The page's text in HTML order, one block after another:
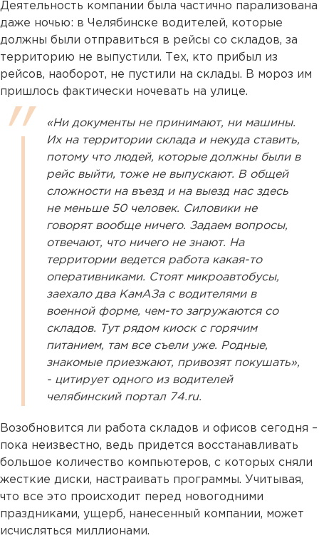
Деятельность компании была частично парализована
даже ночью: в Челябинске водителей, которые
должны были отправиться в рейсы со складов, за
территорию не выпустили. Тех, кто прибыл из
рейсов, наоборот, не пустили на склады. В мороз им
пришлось фактически ночевать на улице.
«Ни документы не принимают, ни машины.
Их на территории склада и некуда ставить,
потому что людей, которые должны были в
рейс выйти, тоже не выпускают. В общей
сложности на въезд и на выезд нас здесь
не меньше 50 человек. Силовики не
говорят вообще ничего. Задаем вопросы,
отвечают, что ничего не знают. На
территории ведется работа какая-то
оперативниками. Стоят микроавтобусы,
заехало два КамАЗа с водителями в
военной форме, чем-то загружаются со
складов. Тут рядом киоск с горячим
питанием, там все съели уже. Родные,
знакомые приезжают, привозят покушать»,
- цитирует одного из водителей
челябинский портал 74.ru.
Возобновится ли работа складов и офисов сегодня –
пока неизвестно, ведь придется восстанавливать
большое количество компьютеров, с которых сняли
жесткие диски, настраивать программы. Учитывая,
что все это происходит перед новогодними
праздниками, ущерб, нанесенный компании, может
исчисляться миллионами.